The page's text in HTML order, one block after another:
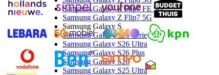
Samsung Galaxy Z Flip7 FE 5G
Samsung Galaxy Z Flip7 5G
Samsung Galaxy S
Samsung Galaxy S26 Serie
Samsung Galaxy S26 Ultra
Samsung Galaxy S26 Plus
Samsung Galaxy S26
Samsung Galaxy S25 Ultra